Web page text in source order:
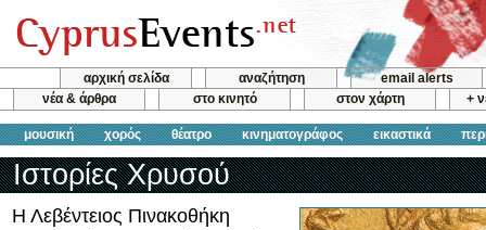
αρχική σελίδα αναζήτηση
email alerts
νέα & άρθρα
στο κινητό στον χάρτη +
μουσική χορός θέατρο κινηματογράφος εικαστικά
Ιστορίες Χρυσού
Η Λεβέντειος Πινακοθήκη